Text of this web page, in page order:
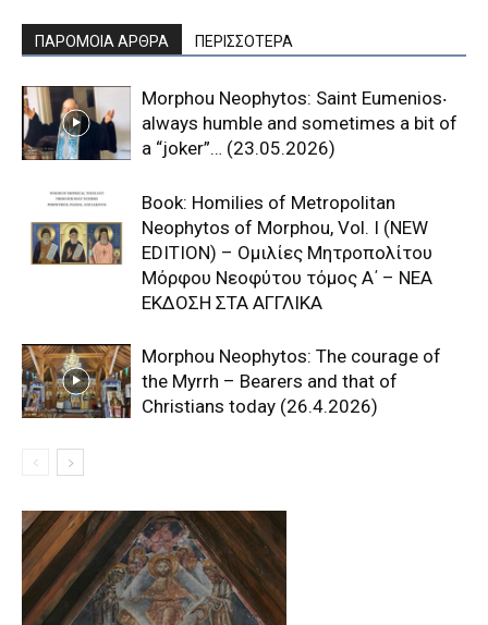
ΠΑΡΟΜΟΙΑ ΑΡΘΡΑ ΠΕΡΙΣΣΟΤΕΡΑ
Morphou Neophytos: Saint Eumenios‧
always humble and sometimes a bit of
a “joker”… (23.05.2026)
Book: Homilies of Metropolitan
Neophytos of Morphou, Vol. I (NEW
EDITION) – Ομιλίες Μητροπολίτου
Μόρφου Νεοφύτου τόμος Α΄ – ΝΕΑ
ΕΚΔΟΣΗ ΣΤΑ ΑΓΓΛΙΚΑ
Morphou Neophytos: The courage of
the Myrrh – Bearers and that of
Christians today (26.4.2026)